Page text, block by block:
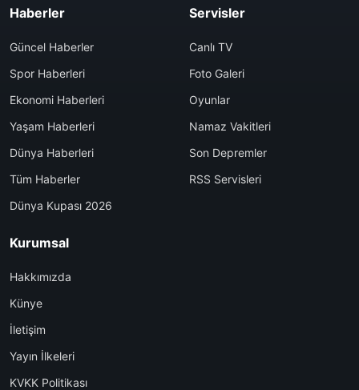
Haberler
Güncel Haberler
Spor Haberleri
Ekonomi Haberleri
Yaşam Haberleri
Dünya Haberleri
Tüm Haberler
Dünya Kupası 2026
Servisler
Canlı TV
Foto Galeri
Oyunlar
Namaz Vakitleri
Son Depremler
RSS Servisleri
Kurumsal
Hakkımızda
Künye
İletişim
Yayın İlkeleri
KVKK Politikası